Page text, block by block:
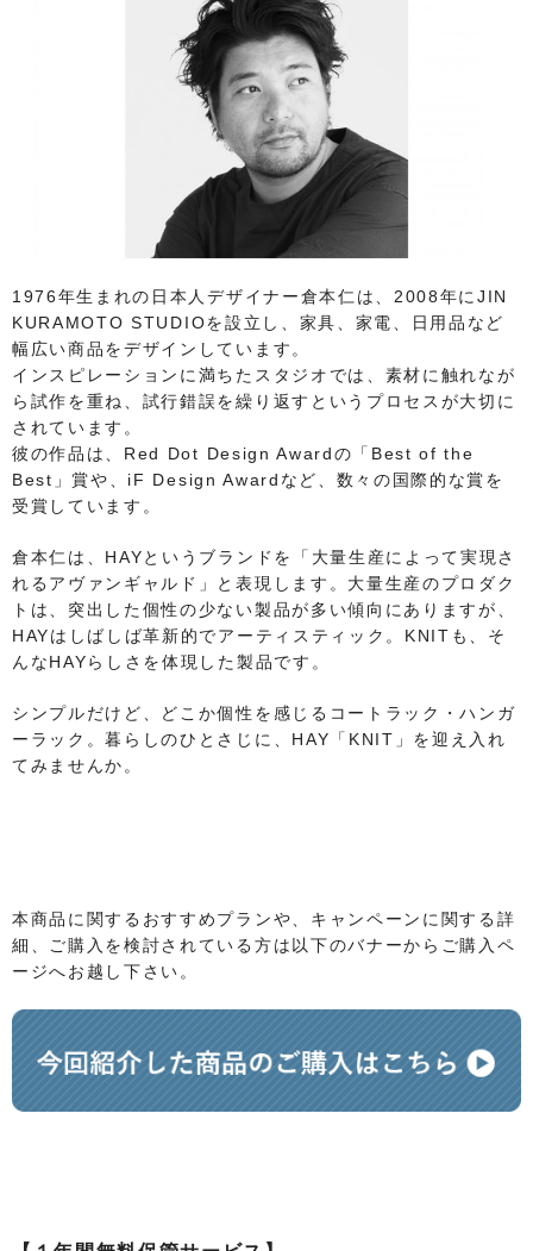
1976年生まれの日本人デザイナー倉本仁は、2008年にJIN
KURAMOTO STUDIOを設立し、家具、家電、日用品など
幅広い商品をデザインしています。
インスピレーションに満ちたスタジオでは、素材に触れなが
ら試作を重ね、試行錯誤を繰り返すというプロセスが大切に
されています。
彼の作品は、Red Dot Design Awardの「Best of the
Best」賞や、iF Design Awardなど、数々の国際的な賞を
受賞しています。
倉本仁は、HAYというブランドを「大量生産によって実現さ
れるアヴァンギャルド」と表現します。大量生産のプロダク
トは、突出した個性の少ない製品が多い傾向にありますが、
HAYはしばしば革新的でアーティスティック。KNITも、そ
んなHAYらしさを体現した製品です。
シンプルだけど、どこか個性を感じるコートラック・ハンガ
ーラック。暮らしのひとさじに、HAY「KNIT」を迎え入れ
てみませんか。
本商品に関するおすすめプランや、キャンペーンに関する詳
細、ご購入を検討されている方は以下のバナーからご購入ペ
ージへお越し下さい。​